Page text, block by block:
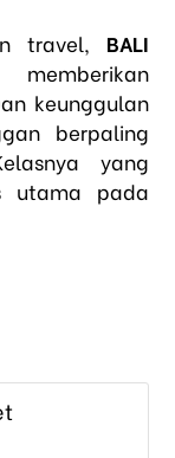
travel, BALI
memberikan
keunggulan
berpaling
yang
utama pada